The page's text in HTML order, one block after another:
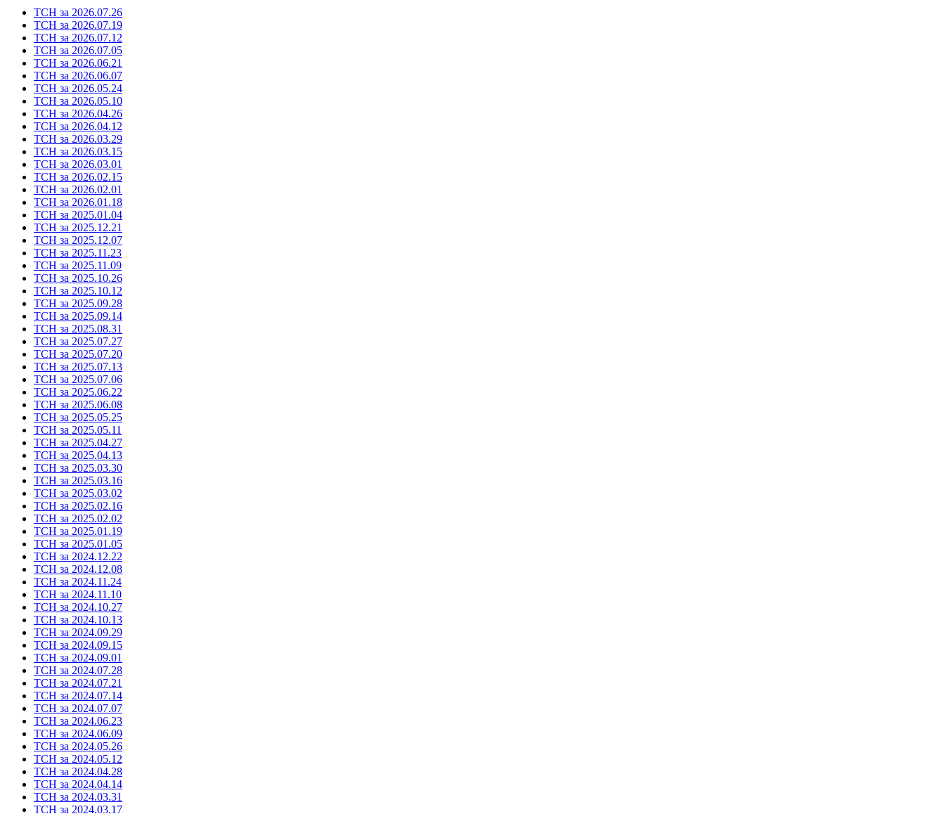
ТСН за 2026.07.26
ТСН за 2026.07.19
ТСН за 2026.07.12
ТСН за 2026.07.05
ТСН за 2026.06.21
ТСН за 2026.06.07
ТСН за 2026.05.24
ТСН за 2026.05.10
ТСН за 2026.04.26
ТСН за 2026.04.12
ТСН за 2026.03.29
ТСН за 2026.03.15
ТСН за 2026.03.01
ТСН за 2026.02.15
ТСН за 2026.02.01
ТСН за 2026.01.18
ТСН за 2025.01.04
ТСН за 2025.12.21
ТСН за 2025.12.07
ТСН за 2025.11.23
ТСН за 2025.11.09
ТСН за 2025.10.26
ТСН за 2025.10.12
ТСН за 2025.09.28
ТСН за 2025.09.14
ТСН за 2025.08.31
ТСН за 2025.07.27
ТСН за 2025.07.20
ТСН за 2025.07.13
ТСН за 2025.07.06
ТСН за 2025.06.22
ТСН за 2025.06.08
ТСН за 2025.05.25
ТСН за 2025.05.11
ТСН за 2025.04.27
ТСН за 2025.04.13
ТСН за 2025.03.30
ТСН за 2025.03.16
ТСН за 2025.03.02
ТСН за 2025.02.16
ТСН за 2025.02.02
ТСН за 2025.01.19
ТСН за 2025.01.05
ТСН за 2024.12.22
ТСН за 2024.12.08
ТСН за 2024.11.24
ТСН за 2024.11.10
ТСН за 2024.10.27
ТСН за 2024.10.13
ТСН за 2024.09.29
ТСН за 2024.09.15
ТСН за 2024.09.01
ТСН за 2024.07.28
ТСН за 2024.07.21
ТСН за 2024.07.14
ТСН за 2024.07.07
ТСН за 2024.06.23
ТСН за 2024.06.09
ТСН за 2024.05.26
ТСН за 2024.05.12
ТСН за 2024.04.28
ТСН за 2024.04.14
ТСН за 2024.03.31
ТСН за 2024.03.17